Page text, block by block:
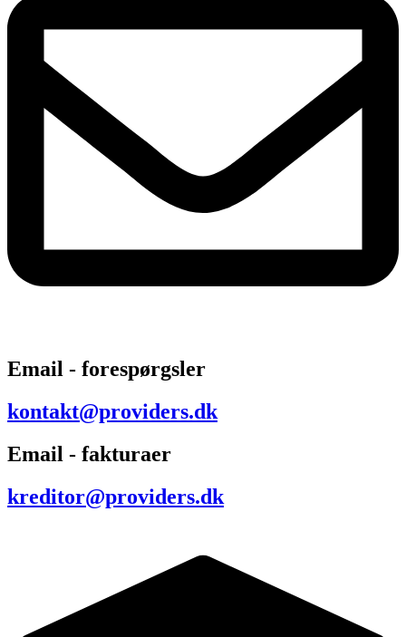
Email - forespørgsler
kontakt@providers.dk
Email - fakturaer
kreditor@providers.dk